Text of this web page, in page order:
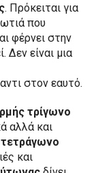
. Πρόκειται για
που
φέρνει στην
Δεν είναι μια
στον εαυτό.
τρίγωνο
αλλά και
και